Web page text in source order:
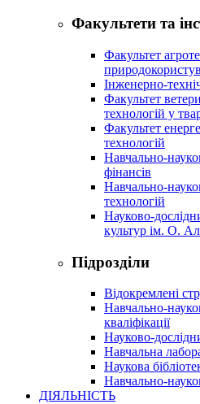
Факультети та
Факультет
Інженерно-
Факультет
технологій у
Факультет
технологій
Навчально-
фінансів
Навчально-
технологій
Науково-
культур ім. О.
Підрозділи
Відокремлені
Навчально-
кваліфікації
Науково-
Навчальна
Наукова
Навчально-
ДІЯЛЬНІСТЬ